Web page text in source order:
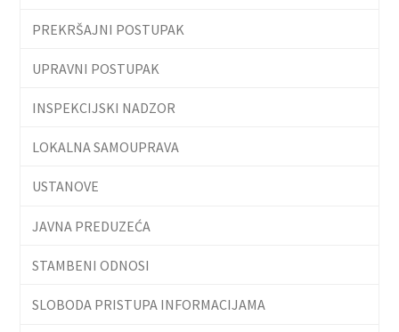
PREKRŠAJNI POSTUPAK
UPRAVNI POSTUPAK
INSPEKCIJSKI NADZOR
LOKALNA SAMOUPRAVA
USTANOVE
JAVNA PREDUZEĆA
STAMBENI ODNOSI
SLOBODA PRISTUPA INFORMACIJAMA